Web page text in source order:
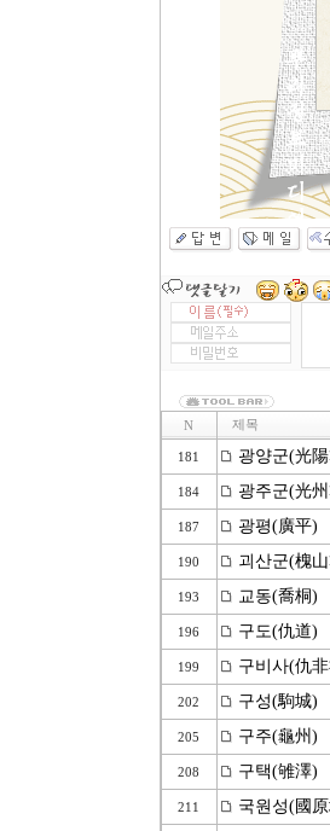
N 제목
181 광양군(光
184 광주군(光
187 광평(廣平)
190 괴산군(槐
193 교동(喬桐)
196 구도(仇道)
199 구비사(仇
202 구성(駒城)
205 구주(龜州)
208 구택(雊澤)
211 국원성(國